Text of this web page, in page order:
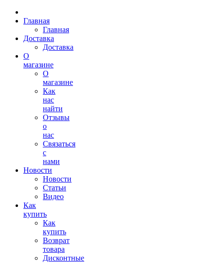
Главная
Главная
Доставка
Доставка
О
магазине
О
магазине
Как
нас
найти
Отзывы
о
нас
Связаться
с
нами
Новости
Новости
Статьи
Видео
Как
купить
Как
купить
Возврат
товара
Дисконтные